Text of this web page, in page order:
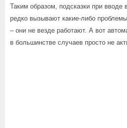
Таким образом, подсказки при вводе
редко вызывают какие-либо
– они не везде работают. А вот
в большинстве случаев просто не